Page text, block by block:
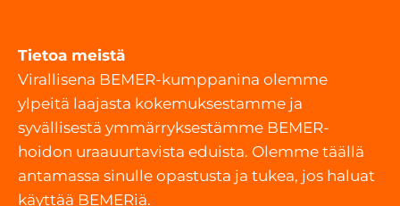
Tietoa meistä
Virallisena BEMER-kumppanina olemme
ylpeitä laajasta kokemuksestamme ja
syvällisestä ymmärryksestämme BEMER-
hoidon uraauurtavista eduista. Olemme täällä
antamassa sinulle opastusta ja tukea, jos haluat
käyttää BEMERiä.